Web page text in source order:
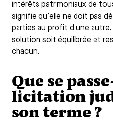
intérêts patrimoniaux de
signifie qu’elle ne doit pas
parties au profit d’une
solution soit équilibrée et
chacun.
Que se
licitation
son terme ?